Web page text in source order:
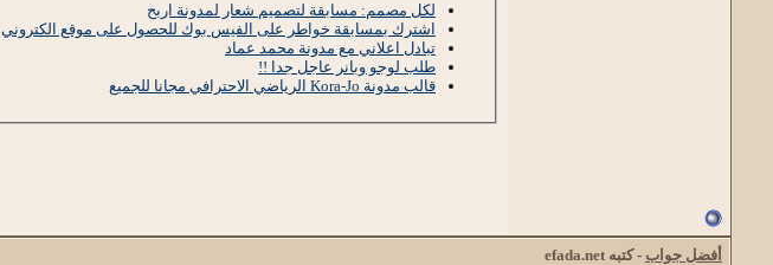
لكل مصمم: مسابقة لتصميم شعار لمدونة اربح
اشترك بمسابقة خواطر على الفيس بوك للحصول على موقع الكتروني
تبادل اعلاني مع مدونة محمد عماد
طلب لوجو وبانر عاجل جدا !!
قالب مدونة Kora-Jo الرياضي الاحترافي مجانا للجميع
أفضل جواب - كتبه efada.net